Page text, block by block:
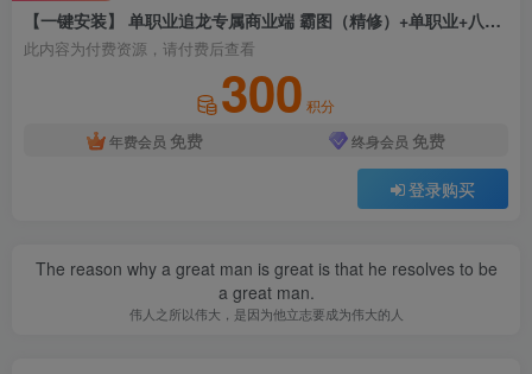
【一键安装】 单职业追龙专属商业端 霸图（精修）+单职业+八大陆+全屏秒捡+精美光柱加时装
此内容为付费资源，请付费后查看
300 积分
年费会员 免费 终身会员 免费
登录购买
The reason why a great man is great is that he resolves to be
a great man.
伟人之所以伟大，是因为他立志要成为伟大的人